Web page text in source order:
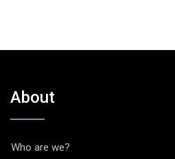
About
Who are we?